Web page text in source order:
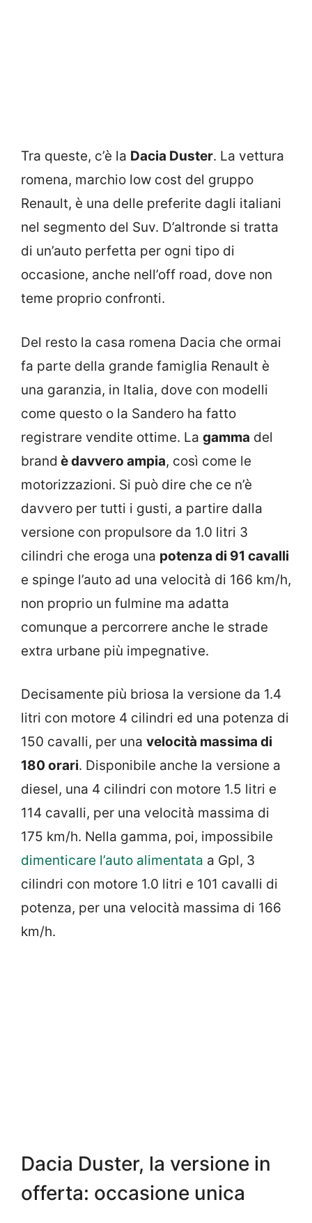
Tra queste, c’è la Dacia Duster. La vettura
romena, marchio low cost del gruppo
Renault, è una delle preferite dagli italiani
nel segmento del Suv. D’altronde si tratta
di un’auto perfetta per ogni tipo di
occasione, anche nell’off road, dove non
teme proprio confronti.
Del resto la casa romena Dacia che ormai
fa parte della grande famiglia Renault è
una garanzia, in Italia, dove con modelli
come questo o la Sandero ha fatto
registrare vendite ottime. La gamma del
brand è davvero ampia, così come le
motorizzazioni. Si può dire che ce n’è
davvero per tutti i gusti, a partire dalla
versione con propulsore da 1.0 litri 3
cilindri che eroga una potenza di 91 cavalli
e spinge l’auto ad una velocità di 166 km/h,
non proprio un fulmine ma adatta
comunque a percorrere anche le strade
extra urbane più impegnative.
Decisamente più briosa la versione da 1.4
litri con motore 4 cilindri ed una potenza di
150 cavalli, per una velocità massima di
180 orari. Disponibile anche la versione a
diesel, una 4 cilindri con motore 1.5 litri e
114 cavalli, per una velocità massima di
175 km/h. Nella gamma, poi, impossibile
dimenticare l’auto alimentata a Gpl, 3
cilindri con motore 1.0 litri e 101 cavalli di
potenza, per una velocità massima di 166
km/h.
Dacia Duster, la versione in
offerta: occasione unica